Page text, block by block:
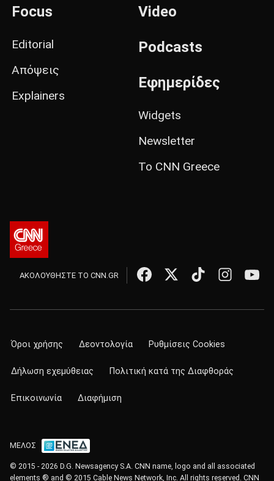
Focus
Editorial
Απόψεις
Explainers
Video
Podcasts
Εφημερίδες
Widgets
Newsletter
Το CNN Greece
ΑΚΟΛΟΥΘΗΣΤΕ ΤΟ CNN.GR
Όροι χρήσης Δεοντολογία Ρυθμίσεις Cookies
Δήλωση εχεμύθειας Πολιτική κατά της Διαφθοράς
Επικοινωνία Διαφήμιση
ΜΕΛΟΣ
© 2015 - 2026 D.G. Newsagency S.A. CNN name, logo and all associated
elements ® and © 2015 Cable News Network, Inc. All rights reserved. CNN